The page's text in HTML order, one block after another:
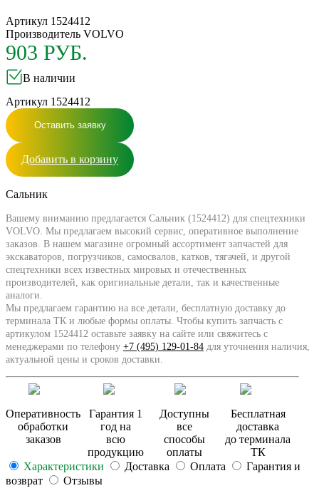
Артикул 1524412
Производитель VOLVO
903 РУБ.
В наличии
Артикул 1524412
Оставить заявку
Добавить в корзину
Сальник
Вашему вниманию предлагается Сальник (1524412) для спецтехники
VOLVO. Мы предлагаем высокий сервис, оперативное выполнение
заказов. В нашем магазине огромный ассортимент запчастей для
экскаваторов, погрузчиков, самосвалов, катков, тягачей, и другой
спецтехники всех известных мировых и отечественных
производителей, как оригинальные детали, так и качественные
аналоги.
Мы предлагаем гарантию на все детали, бесплатную доставку до
терминала ТК и любые формы оплаты. Чтобы купить запчасть с
артикулом 1524412 оставьте заявку на сайте или свяжитесь с
менеджерами по телефону +7 (495) 129-01-84 для уточнения наличия,
актуальной цены и сроков доставки.
Оперативность
обработки
заказов
Гарантия 1
год на
всю
продукцию
Доступны
все
способы
оплаты
Бесплатная
доставка
до терминала
ТК
Характеристики
Доставка Оплата
Гарантия и
возврат
Отзывы